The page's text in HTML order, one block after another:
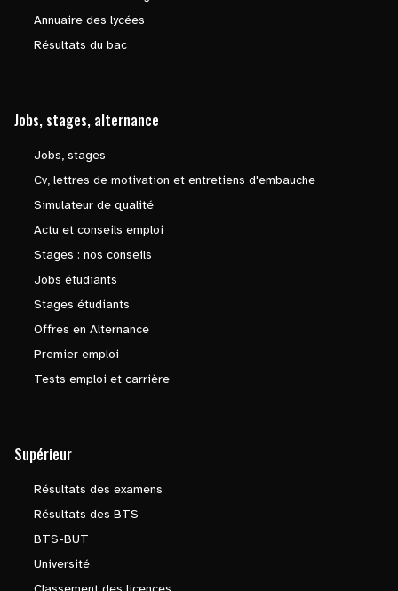
Annuaire des lycées
Résultats du bac
Jobs, stages, alternance
Jobs, stages
Cv, lettres de motivation et entretiens d'embauche
Simulateur de qualité
Actu et conseils emploi
Stages : nos conseils
Jobs étudiants
Stages étudiants
Offres en Alternance
Premier emploi
Tests emploi et carrière
Supérieur
Résultats des examens
Résultats des BTS
BTS-BUT
Université